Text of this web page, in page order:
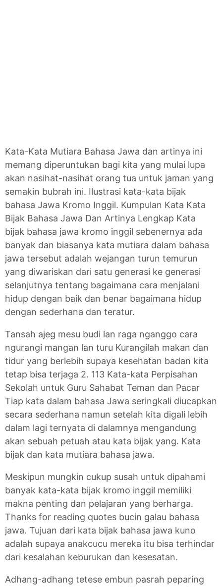
Kata-Kata Mutiara Bahasa Jawa dan artinya ini
memang diperuntukan bagi kita yang mulai lupa
akan nasihat-nasihat orang tua untuk jaman yang
semakin bubrah ini. Ilustrasi kata-kata bijak
bahasa Jawa Kromo Inggil. Kumpulan Kata Kata
Bijak Bahasa Jawa Dan Artinya Lengkap Kata
bijak bahasa jawa kromo inggil sebenernya ada
banyak dan biasanya kata mutiara dalam bahasa
jawa tersebut adalah wejangan turun temurun
yang diwariskan dari satu generasi ke generasi
selanjutnya tentang bagaimana cara menjalani
hidup dengan baik dan benar bagaimana hidup
dengan sederhana dan teratur.
Tansah ajeg mesu budi lan raga nganggo cara
ngurangi mangan lan turu Kurangilah makan dan
tidur yang berlebih supaya kesehatan badan kita
tetap bisa terjaga 2. 113 Kata-kata Perpisahan
Sekolah untuk Guru Sahabat Teman dan Pacar
Tiap kata dalam bahasa Jawa seringkali diucapkan
secara sederhana namun setelah kita digali lebih
dalam lagi ternyata di dalamnya mengandung
akan sebuah petuah atau kata bijak yang. Kata
bijak dan kata mutiara bahasa jawa.
Meskipun mungkin cukup susah untuk dipahami
banyak kata-kata bijak kromo inggil memiliki
makna penting dan pelajaran yang berharga.
Thanks for reading quotes bucin galau bahasa
jawa. Tujuan dari kata bijak bahasa jawa kuno
adalah supaya anakcucu mereka itu bisa terhindar
dari kesalahan keburukan dan kesesatan.
Adhang-adhang tetese embun pasrah peparing